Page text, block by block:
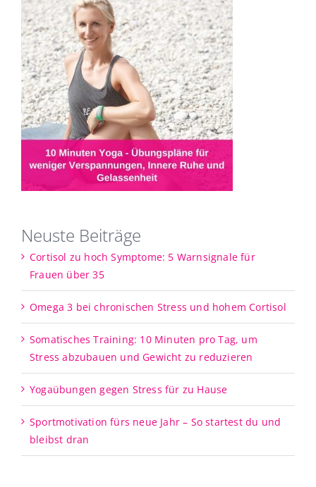
Neuste Beiträge
Cortisol zu hoch Symptome: 5 Warnsignale für
Frauen über 35
Omega 3 bei chronischen Stress und hohem Cortisol
Somatisches Training: 10 Minuten pro Tag, um
Stress abzubauen und Gewicht zu reduzieren
Yogaübungen gegen Stress für zu Hause
Sportmotivation fürs neue Jahr – So startest du und
bleibst dran